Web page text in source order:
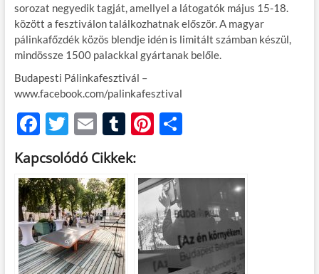
sorozat negyedik tagját, amellyel a látogatók május 15-18.
között a fesztiválon találkozhatnak először. A magyar
pálinkafőzdék közös blendje idén is limitált számban készül,
mindössze 1500 palackkal gyártanak belőle.
Budapesti Pálinkafesztivál –
www.facebook.com/palinkafesztival
F
ac
e
b
o
o
k
T
w
itt
er
E
m
ail
T
u
m
bl
r
Pi
es
t
O
e
g
Kapcsolódó Cikkek: